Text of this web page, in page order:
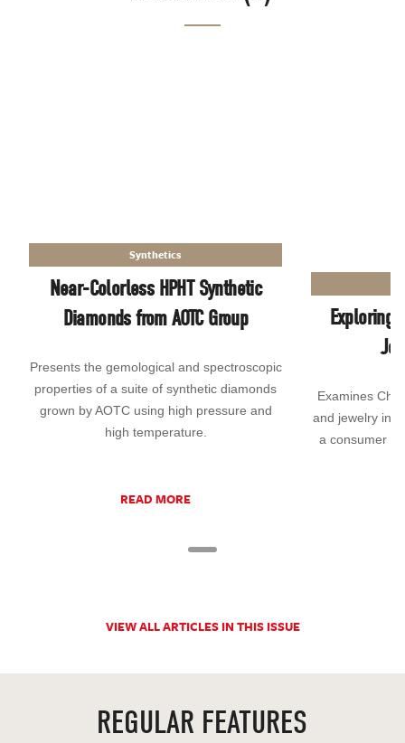
Synthetics
Near-Colorless HPHT Synthetic
Diamonds from AOTC Group
Presents the gemological and spectroscopic
properties of a suite of synthetic diamonds
grown by AOTC using high pressure and
high temperature.
READ MORE
Exploring
Examines
and jewelry
a consumer
VIEW ALL ARTICLES IN THIS ISSUE
REGULAR FEATURES